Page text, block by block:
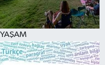
YAŞAM